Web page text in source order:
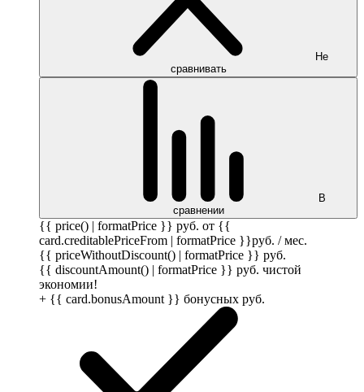
Не
сравнивать
В
сравнении
{{ price() | formatPrice }} руб. от {{
card.creditablePriceFrom | formatPrice }}руб. / мес.
{{ priceWithoutDiscount() | formatPrice }} руб.
{{ discountAmount() | formatPrice }} руб. чистой
экономии!
+ {{ card.bonusAmount }} бонусных руб.